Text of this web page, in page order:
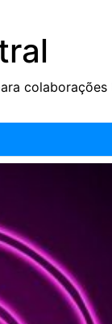
colaborações